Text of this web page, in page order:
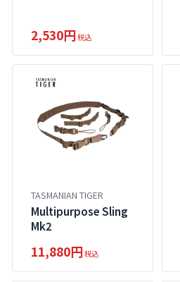
2,530円税込
TASMANIAN TIGER
Multipurpose Sling
Mk2
11,880円税込